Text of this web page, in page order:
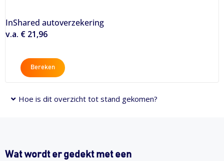
InShared autoverzekering
v.a. € 21,96
Bereken
Hoe is dit overzicht tot stand gekomen?
Wat wordt er gedekt met een